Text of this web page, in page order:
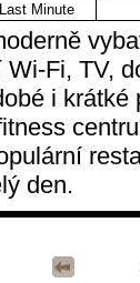
Last Minute
Fi, TV,
i
den.